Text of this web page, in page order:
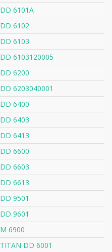
DD 6101A
DD 6102
DD 6103
DD 6103120005
DD 6200
DD 6203040001
DD 6400
DD 6403
DD 6413
DD 6600
DD 6603
DD 6613
DD 9501
DD 9601
M 6900
TITAN DD 6001